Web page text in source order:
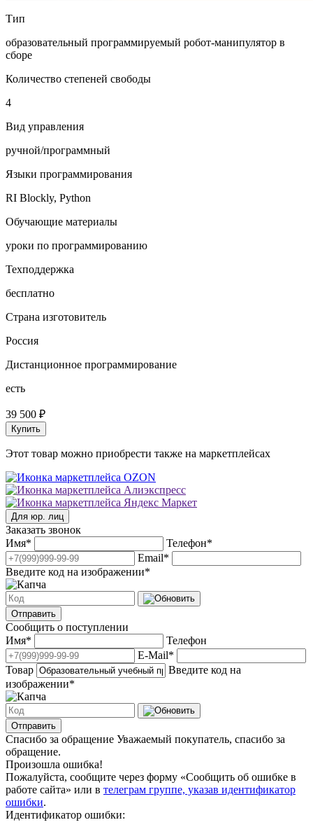
Тип
образовательный программируемый робот-манипулятор в
сборе
Количество степеней свободы
4
Вид управления
ручной/программный
Языки программирования
RI Blockly, Python
Обучающие материалы
уроки по программированию
Техподдержка
бесплатно
Страна изготовитель
Россия
Дистанционное программирование
есть
39 500 ₽
Купить
Этот товар можно приобрести также на маркетплейсах
Для юр. лиц
Заказать звонок
Имя* Телефон*
Email*
Введите код на изображении*
Отправить
Сообщить о поступлении
Имя*
Телефон
E-Mail*
Товар
Введите код на
изображении*
Отправить
Спасибо за обращение Уважаемый покупатель, спасибо за
обращение.
Произошла ошибка!
Пожалуйста, сообщите через форму «Сообщить об ошибке в
работе сайта» или в телеграм группе, указав идентификатор
ошибки.
Идентификатор ошибки: